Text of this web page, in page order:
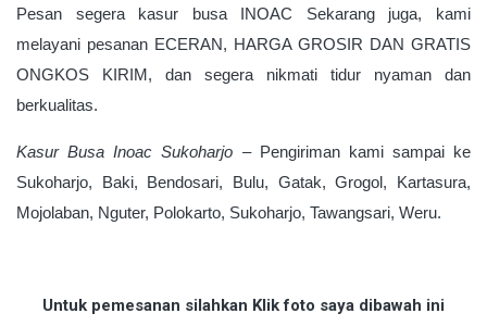
Pesan segera kasur busa INOAC Sekarang juga, kami
melayani pesanan ECERAN, HARGA GROSIR DAN GRATIS
ONGKOS KIRIM, dan segera nikmati tidur nyaman dan
berkualitas.
Kasur Busa Inoac Sukoharjo – Pengiriman kami sampai ke
Sukoharjo, Baki, Bendosari, Bulu, Gatak, Grogol, Kartasura,
Mojolaban, Nguter, Polokarto, Sukoharjo, Tawangsari, Weru.
Untuk pemesanan silahkan Klik foto saya dibawah ini